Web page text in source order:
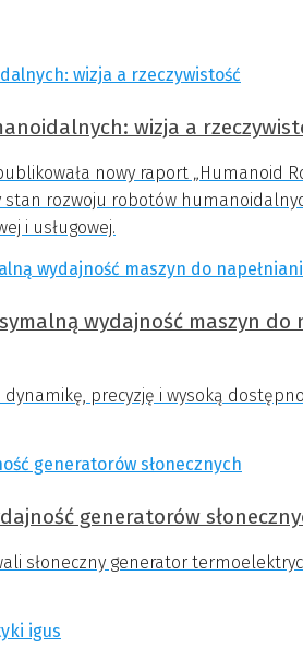
wizja a
nowy raport „Humanoid
stan rozwoju robotów
i usługowej.
wydajność maszyn do
dynamikę, precyzję i wysoką
generatorów
słoneczny generator